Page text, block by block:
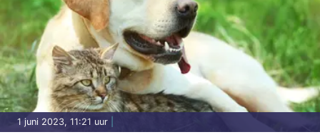
1 juni 2023, 11:21 uur